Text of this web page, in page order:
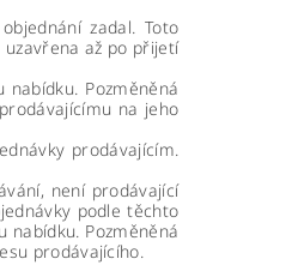
zadal. Toto
až po přijetí
Pozměněná
na jeho
prodávajícím.
není prodávající
podle těchto
nabídku. Pozměněná
prodávajícího.